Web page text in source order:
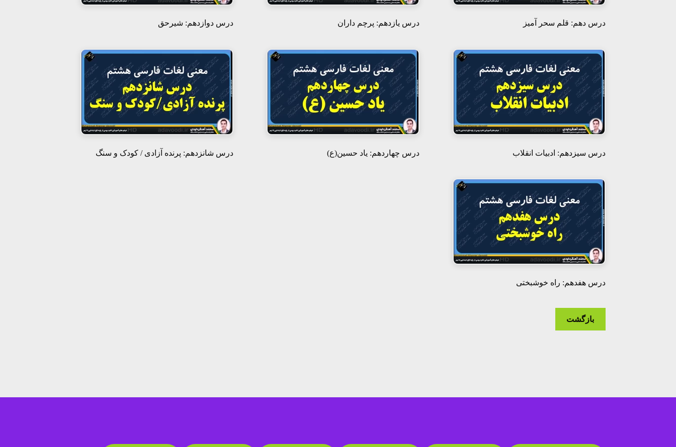
درس دهم: قلم سحر آمیز درس یازدهم: پرچم داران درس دوازدهم: شیرحق
درس سیزدهم: ادبیات انقلاب درس چهاردهم: یاد حسین(ع) درس شانزدهم: پرنده آزادی / کودک و سنگ
درس هفدهم: راه خوشبختی
بازگشت